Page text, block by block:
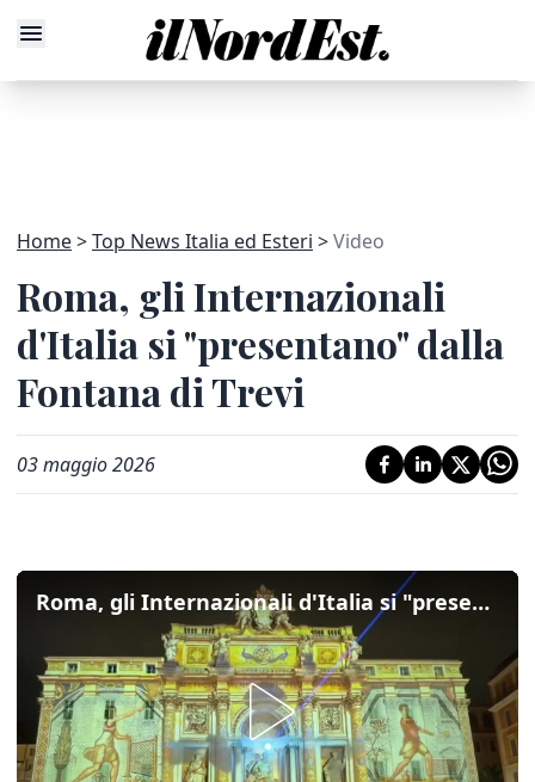
Home Top News Italia ed Esteri Video
Roma, gli Internazionali
d'Italia si "presentano" dalla
Fontana di Trevi
03 maggio 2026
Roma, gli Internazionali d'Italia si "presentano" dalla Fontana di Trevi